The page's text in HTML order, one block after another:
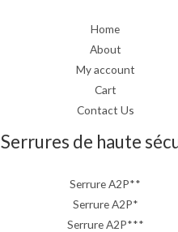
Home
About
My account
Cart
Contact Us
Serrures de haute
Serrure A2P**
Serrure A2P*
Serrure A2P***